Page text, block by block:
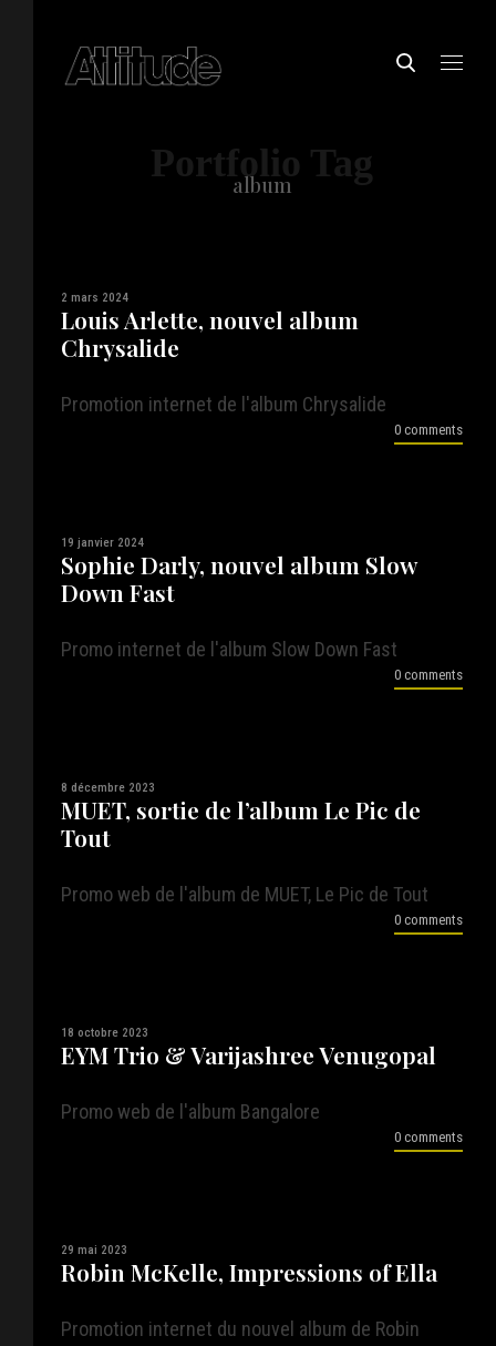
Portfolio Tag
album
2 mars 2024
Louis Arlette, nouvel album
Chrysalide
Promotion internet de l'album Chrysalide
0 comments
19 janvier 2024
Sophie Darly, nouvel album Slow
Down Fast
Promo internet de l'album Slow Down Fast
0 comments
8 décembre 2023
MUET, sortie de l’album Le Pic de
Tout
Promo web de l'album de MUET, Le Pic de Tout
0 comments
18 octobre 2023
EYM Trio & Varijashree Venugopal
Promo web de l'album Bangalore
0 comments
29 mai 2023
Robin McKelle, Impressions of Ella
Promotion internet du nouvel album de Robin